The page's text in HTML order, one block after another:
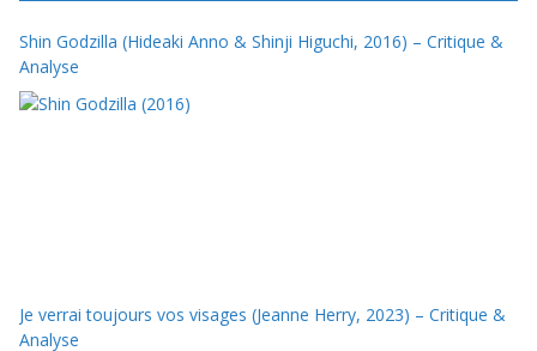
Shin Godzilla (Hideaki Anno & Shinji Higuchi, 2016) – Critique &
Analyse
Je verrai toujours vos visages (Jeanne Herry, 2023) – Critique &
Analyse